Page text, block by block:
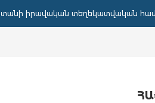
իրավական տեղեկատվական